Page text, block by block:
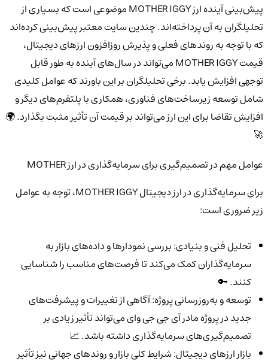
پیش‌بینی آینده ارز MOTHER IGGY موضوعی است که بسیاری از
تحلیلگران به آن پرداخته‌اند. چندین سایت معتبر پیش‌بینی کرده‌اند
که با توجه به روندهای فعلی و پذیرش روزافزون ارزهای دیجیتال،
قیمت MOTHER IGGY می‌تواند در سال‌های آینده به طور قابل
توجهی افزایش یابد. برخی تحلیلگران بر این باورند که عوامل کلیدی
شامل توسعه زیرساخت‌های فناوری، همکاری با پلتفرم‌های دیگر و
افزایش تقاضا برای این ارز می‌تواند بر قیمت آن تأثیر مثبت بگذارد. 🌍
🚀
عوامل مهم در تصمیم‌گیری برای سرمایه‌گذاری در ارز MOTHER
برای سرمایه‌گذاری در ارز دیجیتال MOTHER IGGY، توجه به عوامل
زیر ضروری است:
تحلیل فنی و بنیادی: بررسی نمودارها و داده‌های بازار به
سرمایه‌گذاران کمک می‌کند تا فرصت‌های مناسب را شناسایی
کنند. 🔑
توسعه و به‌روزرسانی پروژه: آگاهی از تغییرات و پیشرفت‌های
جدید در پروژه مادر آی جی جی وای می‌تواند تأثیر زیادی بر
تصمیم‌گیری‌های سرمایه‌گذاری داشته باشد. 📈
بازار ارزهای دیجیتال: شرایط کلی بازار و روندهای جهانی نیز تأثیر